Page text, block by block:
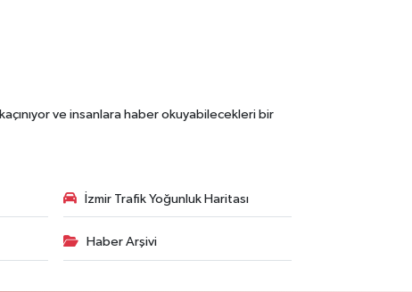
ve insanlara haber okuyabilecekleri bir
İzmir Trafik Yoğunluk Haritası
Haber Arşivi